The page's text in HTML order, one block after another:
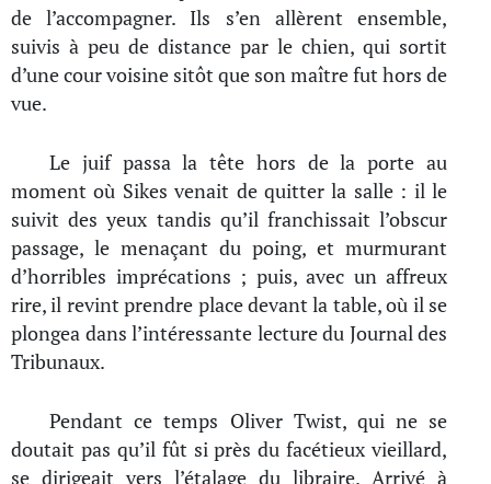
de l’accompagner. Ils s’en allèrent ensemble,
suivis à peu de distance par le chien, qui sortit
d’une cour voisine sitôt que son maître fut hors de
vue.
Le juif passa la tête hors de la porte au
moment où Sikes venait de quitter la salle : il le
suivit des yeux tandis qu’il franchissait l’obscur
passage, le menaçant du poing, et murmurant
d’horribles imprécations ; puis, avec un affreux
rire, il revint prendre place devant la table, où il se
plongea dans l’intéressante lecture du Journal des
Tribunaux.
Pendant ce temps Oliver Twist, qui ne se
doutait pas qu’il fût si près du facétieux vieillard,
se dirigeait vers l’étalage du libraire. Arrivé à